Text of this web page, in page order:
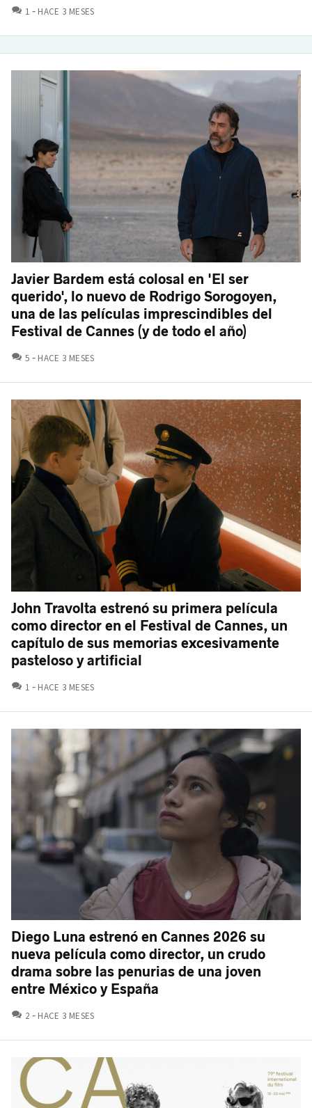
1 COMENTARIOS
HACE 3 MESES
Javier Bardem está colosal en 'El ser
querido', lo nuevo de Rodrigo Sorogoyen,
una de las películas imprescindibles del
Festival de Cannes (y de todo el año)
5 COMENTARIOS
HACE 3 MESES
John Travolta estrenó su primera película
como director en el Festival de Cannes, un
capítulo de sus memorias excesivamente
pasteloso y artificial
1 COMENTARIOS
HACE 3 MESES
Diego Luna estrenó en Cannes 2026 su
nueva película como director, un crudo
drama sobre las penurias de una joven
entre México y España
2 COMENTARIOS
HACE 3 MESES